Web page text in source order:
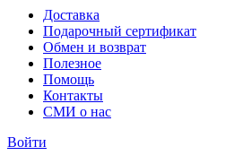
Доставка
Подарочный сертификат
Обмен и возврат
Полезное
Помощь
Контакты
СМИ о нас
Войти